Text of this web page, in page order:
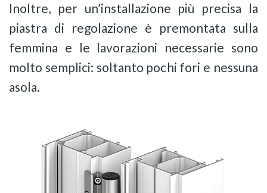
Inoltre, per un’installazione più precisa la
piastra di regolazione è premontata sulla
femmina e le lavorazioni necessarie sono
molto semplici: soltanto pochi fori e nessuna
asola.